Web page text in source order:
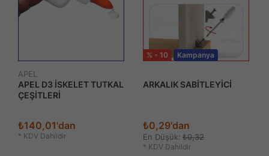
APEL
APEL D3 İSKELET TUTKAL
ÇEŞİTLERİ
₺140,01'dan
* KDV Dahildir
% - 10 Kampanya
ARKALIK SABİTLEYİCİ
₺0,29'dan
En Düşük: ₺0,32
* KDV Dahildir